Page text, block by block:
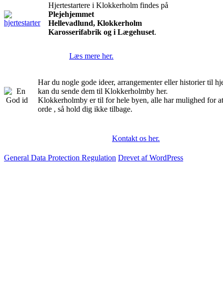
Hjertestartere i Klokkerholm findes på
Plejehjemmet
Hellevadlund, Klokkerholm
Karosserifabrik og i Lægehuset.
Læs mere her.
Har du nogle gode ideer, arrangementer eller historier til
kan du sende dem til Klokkerholmby her.
Klokkerholmby er til for hele byen, alle har mulighed for
orde , så hold dig ikke tilbage.
Kontakt os her.
General Data Protection Regulation Drevet af WordPress